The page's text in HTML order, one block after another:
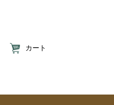
カート